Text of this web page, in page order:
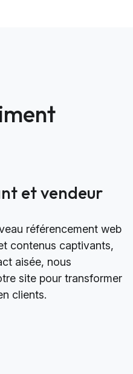
et vendeur
référencement web
contenus captivants,
aisée, nous
site pour transformer
clients.